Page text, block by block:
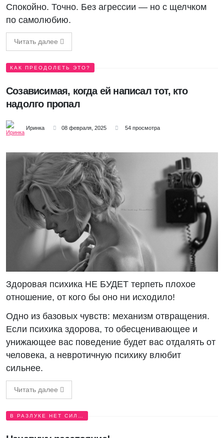
Спокойно. Точно. Без агрессии — но с щелчком
по самолюбию.
Читать далее
КАК ПРЕОДОЛЕТЬ ЭТО?
Созависимая, когда ей написал тот, кто
надолго пропал
Иринка 08 февраля, 2025 54 просмотра
Здоровая психика НЕ БУДЕТ терпеть плохое
отношение, от кого бы оно ни исходило!
Одно из базовых чувств: механизм отвращения.
Если психика здорова, то обесценивающее и
унижающее вас поведение будет вас отдалять от
человека, а невротичную психику влюбит
сильнее.
Читать далее
В РАЗЛУКЕ НЕТ СИЛ…